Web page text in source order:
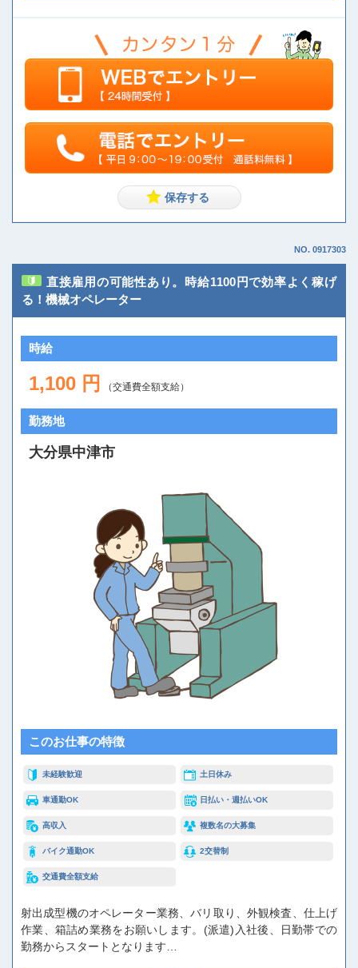
NO. 0917303
直接雇用の可能性あり。時給1100円で効率よく稼げ
る！機械オペレーター
時給
1,100 円 （交通費全額支給）
勤務地
大分県中津市
このお仕事の特徴
未経験歓迎 土日休み
車通勤OK 日払い・週払いOK
高収入 複数名の大募集
バイク通勤OK 2交替制
交通費全額支給
射出成型機のオペレーター業務、バリ取り、外観検査、仕上げ
作業、箱詰め業務をお願いします。(派遣)入社後、日勤帯での
勤務からスタートとなります…